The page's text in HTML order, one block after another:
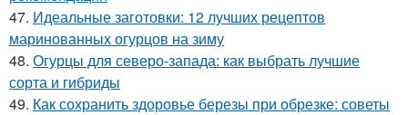
47. Идеальные заготовки: 12 лучших рецептов
маринованных огурцов на зиму
48. Огурцы для северо-запада: как выбрать лучшие
сорта и гибриды
49. Как сохранить здоровье березы при обрезке: советы